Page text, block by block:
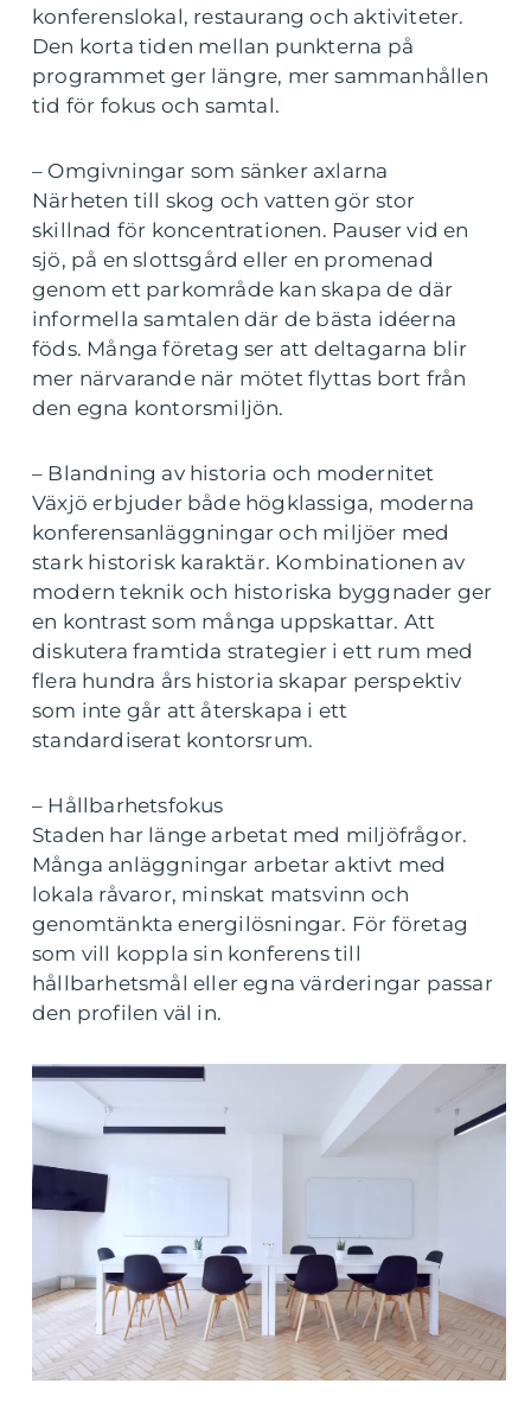
konferenslokal, restaurang och aktiviteter.
Den korta tiden mellan punkterna på
programmet ger längre, mer sammanhållen
tid för fokus och samtal.
– Omgivningar som sänker axlarna
Närheten till skog och vatten gör stor
skillnad för koncentrationen. Pauser vid en
sjö, på en slottsgård eller en promenad
genom ett parkområde kan skapa de där
informella samtalen där de bästa idéerna
föds. Många företag ser att deltagarna blir
mer närvarande när mötet flyttas bort från
den egna kontorsmiljön.
– Blandning av historia och modernitet
Växjö erbjuder både högklassiga, moderna
konferensanläggningar och miljöer med
stark historisk karaktär. Kombinationen av
modern teknik och historiska byggnader ger
en kontrast som många uppskattar. Att
diskutera framtida strategier i ett rum med
flera hundra års historia skapar perspektiv
som inte går att återskapa i ett
standardiserat kontorsrum.
– Hållbarhetsfokus
Staden har länge arbetat med miljöfrågor.
Många anläggningar arbetar aktivt med
lokala råvaror, minskat matsvinn och
genomtänkta energilösningar. För företag
som vill koppla sin konferens till
hållbarhetsmål eller egna värderingar passar
den profilen väl in.